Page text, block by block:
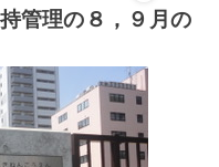
管理の８，９月の